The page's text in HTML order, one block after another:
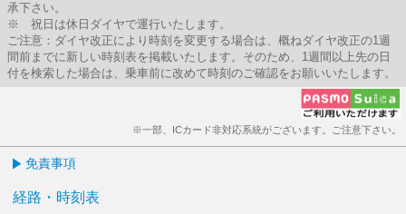
承下さい。
※ 祝日は休日ダイヤで運行いたします。
ご注意：ダイヤ改正により時刻を変更する場合は、概ねダイヤ改正の1週
間前までに新しい時刻表を掲載いたします。そのため、1週間以上先の日
付を検索した場合は、乗車前に改めて時刻のご確認をお願いいたします。
※一部、ICカード非対応系統がございます。ご注意下さい。
免責事項
経路・時刻表